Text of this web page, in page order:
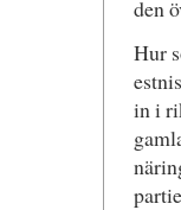
den
Hur
in i